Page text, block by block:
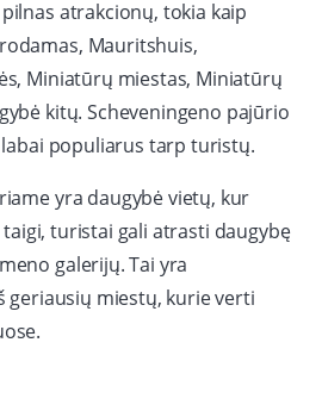
atrakcionų, tokia kaip
Mauritshuis,
Miniatūrų miestas, Miniatūrų
kitų. Scheveningeno pajūrio
populiarus tarp turistų.
yra daugybė vietų, kur
turistai gali atrasti daugybę
galerijų. Tai yra
geriausių miestų, kurie verti